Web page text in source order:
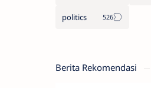
politics
Berita Rekomendasi